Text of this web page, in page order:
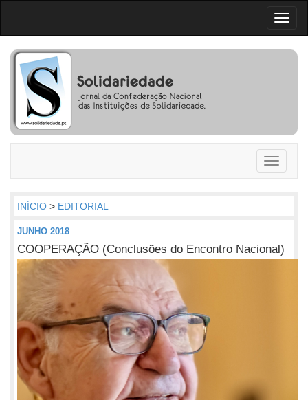
Toggle
INÍCIO > EDITORIAL
JUNHO 2018
COOPERAÇÃO (Conclusões do Encontro Nacional)